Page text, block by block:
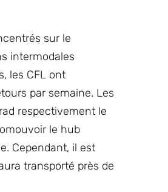
sur le
intermodales
les CFL ont
par semaine. Les
respectivement le
le hub
Cependant, il est
transporté près de